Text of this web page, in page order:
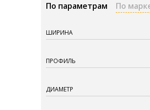
По параметрам По
ШИРИНА
ПРОФИЛЬ
ДИАМЕТР